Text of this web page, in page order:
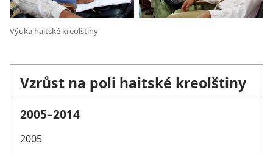
Výuka haitské kreolštiny
Vzrůst na poli haitské kreolštiny
2005–2014
2005